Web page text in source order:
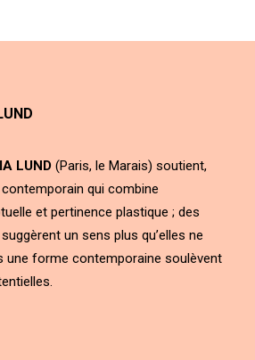
LUND (Paris, le Marais) soutient,
qui combine
et pertinence plastique ; des
un sens plus qu’elles ne
une forme contemporaine soulèvent